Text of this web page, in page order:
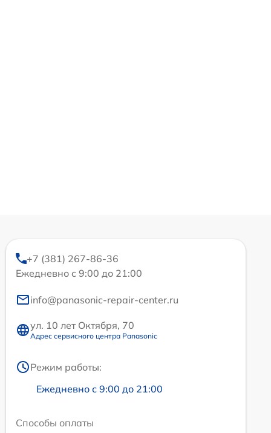
+7 (381) 267-86-36
Ежедневно с 9:00 до 21:00
info@panasonic-repair-center.ru
ул. 10 лет Октября, 70
Адрес сервисного центра Panasonic
Режим работы:
Ежедневно с 9:00 до 21:00
Способы оплаты